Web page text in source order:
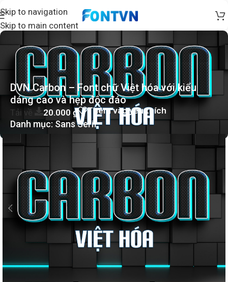
Skip to navigation
Skip to main content
DVN Carbon – Font chữ Việt hóa với kiểu
dáng cao và hẹp độc đáo
Tải về 20.000 ₫ Thêm vào yêu thích
Danh mục:Sans Serif